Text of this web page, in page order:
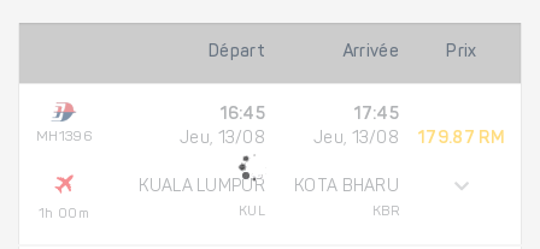
Départ Arrivée Prix
MH1396
1h 00m
16:45
Jeu, 13/08
KUALA LUMPUR
KUL
17:45
Jeu, 13/08
KOTA BHARU
KBR
179.87 RM